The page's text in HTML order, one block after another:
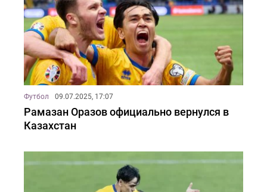
Футбол 09.07.2025, 17:07
Рамазан Оразов официально вернулся в
Казахстан